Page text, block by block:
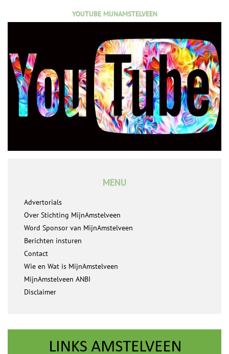
YOUTUBE MIJNAMSTELVEEN
MENU
Advertorials
Over Stichting MijnAmstelveen
Word Sponsor van MijnAmstelveen
Berichten insturen
Contact
Wie en Wat is MijnAmstelveen
MijnAmstelveen ANBI
Disclaimer